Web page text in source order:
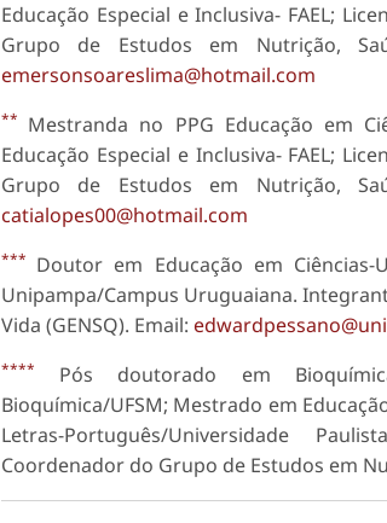
Educação Especial e Inclusiva- FAEL;
Grupo de Estudos em Nutrição,
emersonsoareslima@hotmail.com
** Mestranda no PPG Educação em
Educação Especial e Inclusiva- FAEL;
Grupo de Estudos em Nutrição,
catialopes00@hotmail.com
*** Doutor em Educação em Ciências-
Unipampa/Campus Uruguaiana.
Vida (GENSQ). Email:
****
Pós doutorado em
Bioquímica/UFSM; Mestrado em
Letras-Português/Universidade
Coordenador do Grupo de Estudos em